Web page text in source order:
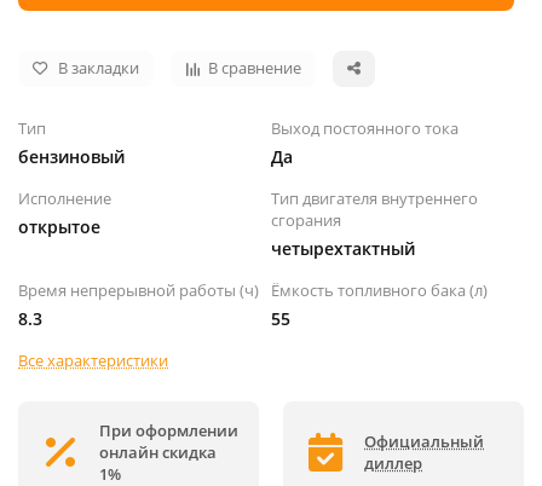
В закладки В сравнение
Тип
бензиновый
Выход постоянного тока
Да
Исполнение
открытое
Тип двигателя внутреннего
сгорания
четырехтактный
Время непрерывной работы (ч)
8.3
Ёмкость топливного бака (л)
55
Все характеристики
При оформлении
онлайн скидка
1%
Официальный
диллер